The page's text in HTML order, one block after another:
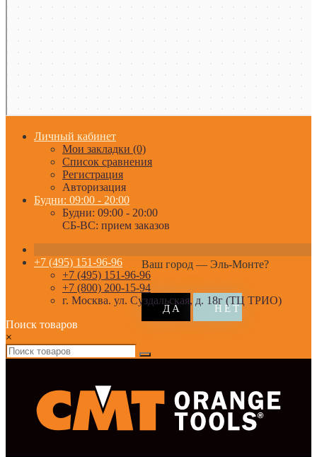
Личный кабинет
Мои закладки (0)
Список сравнения
Регистрация
Авторизация
Будни: 09:00 - 20:00
Будни: 09:00 - 20:00
СБ-ВС: прием заказов
Ваш город — Эль-Монте?
+7 (495) 151-96-96
+7 (495) 151-96-96
+7 (800) 200-15-94
г. Москва. ул. Суздальская, д. 18г (ТЦ ТРИО)
Поиск товаров
×